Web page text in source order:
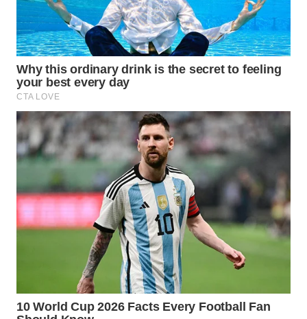
ALPERKLINAS
FORJASIDA
TAMBANG
NEWS
SITUNGIR
NEWS
SIDIKALANG
NEWS
METRO
SIANTAR